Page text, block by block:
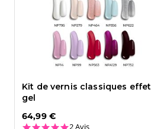
Kit de vernis classiques effet
gel
64,99 €
5.0 star rating
2 Avis